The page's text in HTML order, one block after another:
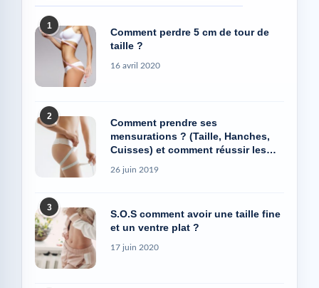
1
Comment perdre 5 cm de tour de
taille ?
16 avril 2020
2
Comment prendre ses
mensurations ? (Taille, Hanches,
Cuisses) et comment réussir les
26 juin 2019
3
S.O.S comment avoir une taille fine
et un ventre plat ?
17 juin 2020